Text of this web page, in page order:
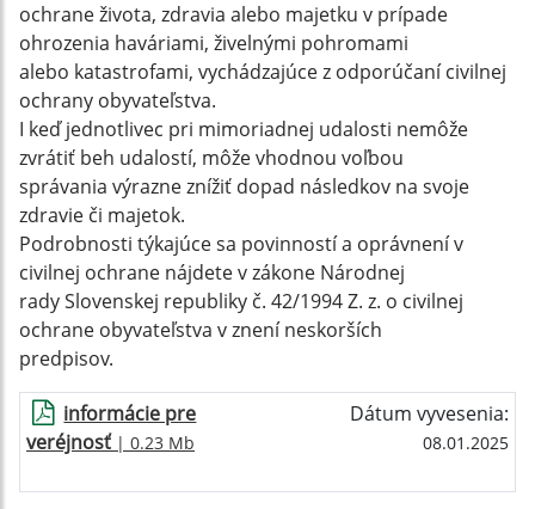
ochrane života, zdravia alebo majetku v prípade
ohrozenia haváriami, živelnými pohromami
alebo katastrofami, vychádzajúce z odporúčaní civilnej
ochrany obyvateľstva.
I keď jednotlivec pri mimoriadnej udalosti nemôže
zvrátiť beh udalostí, môže vhodnou voľbou
správania výrazne znížiť dopad následkov na svoje
zdravie či majetok.
Podrobnosti týkajúce sa povinností a oprávnení v
civilnej ochrane nájdete v zákone Národnej
rady Slovenskej republiky č. 42/1994 Z. z. o civilnej
ochrane obyvateľstva v znení neskorších
predpisov.
informácie pre
veréjnosť| 0.23 Mb
Dátum vyvesenia:
08.01.2025